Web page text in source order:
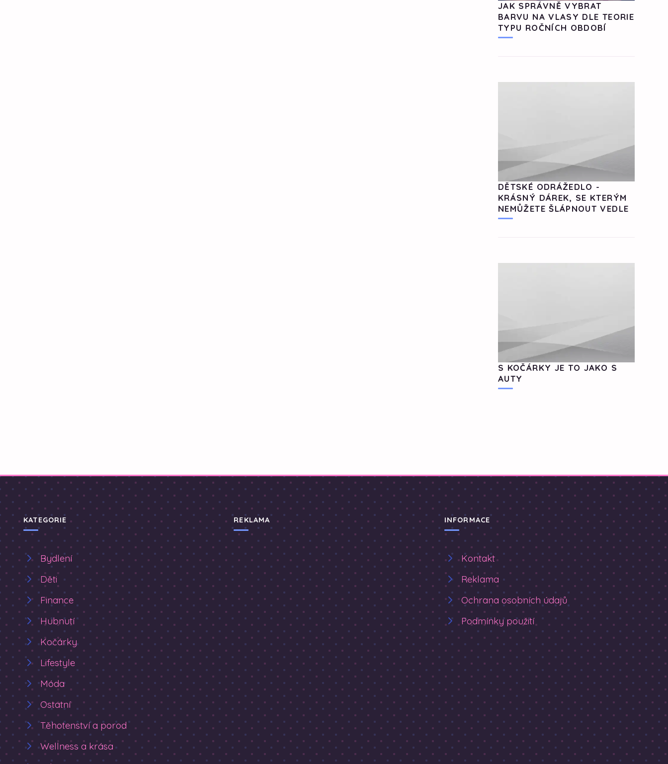
JAK SPRÁVNĚ VYBRAT
BARVU NA VLASY DLE TEORIE
TYPU ROČNÍCH OBDOBÍ
DĚTSKÉ ODRÁŽEDLO -
KRÁSNÝ DÁREK, SE KTERÝM
NEMŮŽETE ŠLÁPNOUT VEDLE
S KOČÁRKY JE TO JAKO S
AUTY
KATEGORIE
Bydlení
Děti
Finance
Hubnutí
Kočárky
Lifestyle
Móda
Ostatní
Těhotenství a porod
Wellness a krása
REKLAMA INFORMACE
Kontakt
Reklama
Ochrana osobních údajů
Podmínky použití